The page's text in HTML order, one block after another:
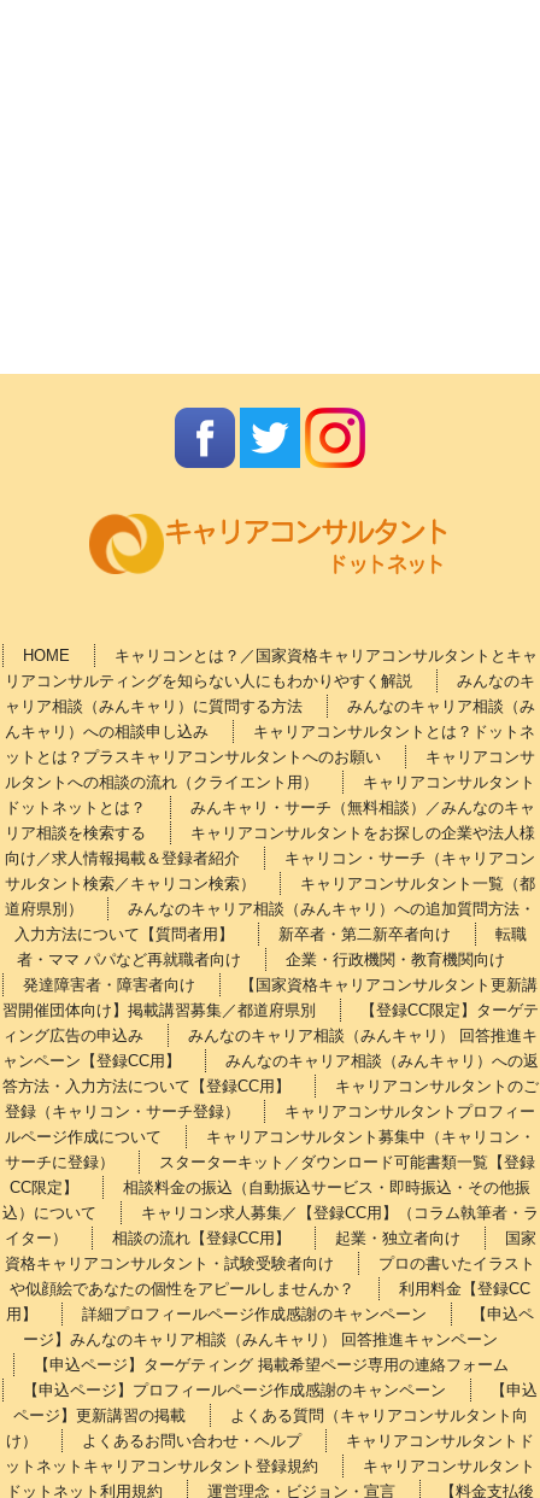
HOME
キャリコンとは？／国家資格キャリアコンサルタントとキャ
リアコンサルティングを知らない人にもわかりやすく解説
みんなのキ
ャリア相談（みんキャリ）に質問する方法
みんなのキャリア相談（み
んキャリ）への相談申し込み
キャリアコンサルタントとは？ドットネ
ットとは？プラスキャリアコンサルタントへのお願い
キャリアコンサ
ルタントへの相談の流れ（クライエント用）
キャリアコンサルタント
ドットネットとは？
みんキャリ・サーチ（無料相談）／みんなのキャ
リア相談を検索する
キャリアコンサルタントをお探しの企業や法人様
向け／求人情報掲載＆登録者紹介
キャリコン・サーチ（キャリアコン
サルタント検索／キャリコン検索）
キャリアコンサルタント一覧（都
道府県別）
みんなのキャリア相談（みんキャリ）への追加質問方法・
入力方法について【質問者用】
新卒者・第二新卒者向け
転職
者・ママ パパなど再就職者向け
企業・行政機関・教育機関向け
発達障害者・障害者向け
【国家資格キャリアコンサルタント更新講
習開催団体向け】掲載講習募集／都道府県別
【登録CC限定】ターゲテ
ィング広告の申込み
みんなのキャリア相談（みんキャリ） 回答推進キ
ャンペーン【登録CC用】
みんなのキャリア相談（みんキャリ）への返
答方法・入力方法について【登録CC用】
キャリアコンサルタントのご
登録（キャリコン・サーチ登録）
キャリアコンサルタントプロフィー
ルページ作成について
キャリアコンサルタント募集中（キャリコン・
サーチに登録）
スターターキット／ダウンロード可能書類一覧【登録
CC限定】
相談料金の振込（自動振込サービス・即時振込・その他振
込）について
キャリコン求人募集／【登録CC用】（コラム執筆者・ラ
イター）
相談の流れ【登録CC用】 起業・独立者向け
国家
資格キャリアコンサルタント・試験受験者向け
プロの書いたイラスト
や似顔絵であなたの個性をアピールしませんか？
利用料金【登録CC
用】
詳細プロフィールページ作成感謝のキャンペーン
【申込ペ
ージ】みんなのキャリア相談（みんキャリ） 回答推進キャンペーン
【申込ページ】ターゲティング 掲載希望ページ専用の連絡フォーム
【申込ページ】プロフィールページ作成感謝のキャンペーン
【申込
ページ】更新講習の掲載
よくある質問（キャリアコンサルタント向
け）
よくあるお問い合わせ・ヘルプ
キャリアコンサルタントド
ットネットキャリアコンサルタント登録規約
キャリアコンサルタント
ドットネット利用規約
運営理念・ビジョン・宣言 【料金支払後